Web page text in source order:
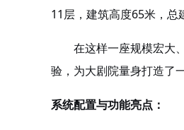
11层，建筑高度65米，总
在这样一座规模宏大、
验，为大剧院量身打造了
系统配置与功能亮点：